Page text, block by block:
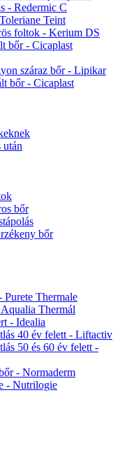
- Redermic C
Teint
foltok - Kerium DS
bőr - Cicaplast
száraz bőr - Lipikar
bőr - Cicaplast
után
bőr
bőr
Purete Thermale
Thermál
- Idealia
40 év felett - Liftactiv
50 és 60 év felett -
- Normaderm
- Nutrilogie